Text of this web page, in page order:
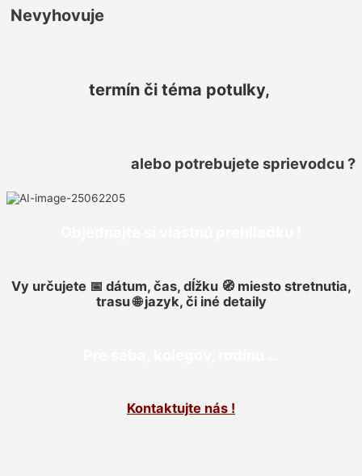
Nevyhovuje
termín či téma potulky,
alebo potrebujete sprievodcu ?
Vy určujete 📅 dátum, čas, dĺžku 🧭 miesto stretnutia,
trasu 🌐 jazyk, či iné detaily
Kontaktujte nás !